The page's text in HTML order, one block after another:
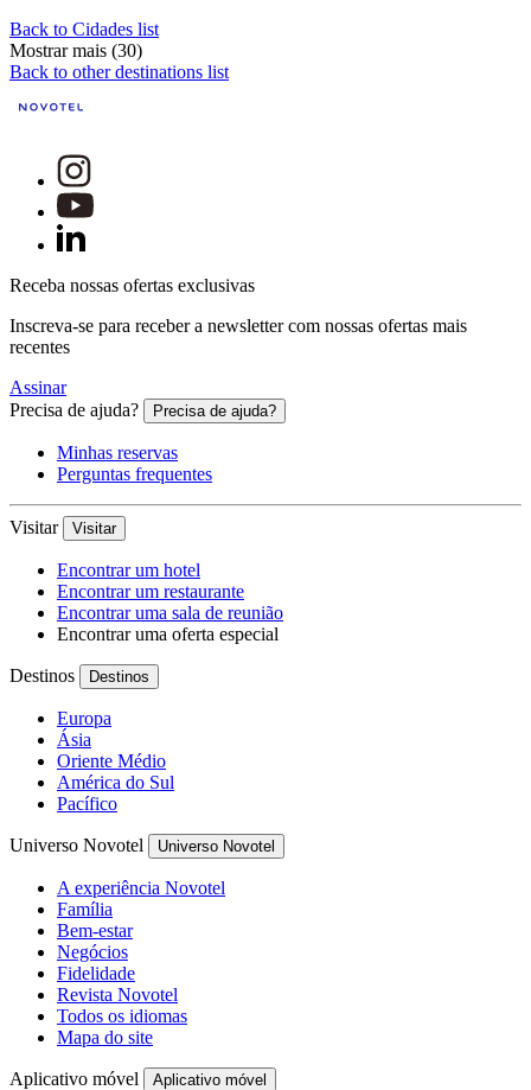
Back to Cidades list
Mostrar mais (30)
Back to other destinations list
Receba nossas ofertas exclusivas
Inscreva-se para receber a newsletter com nossas ofertas mais
recentes
Assinar
Precisa de ajuda?
Precisa de ajuda?
Minhas reservas
Perguntas frequentes
Visitar Visitar
Encontrar um hotel
Encontrar um restaurante
Encontrar uma sala de reunião
Encontrar uma oferta especial
Destinos Destinos
Europa
Ásia
Oriente Médio
América do Sul
Pacífico
Universo Novotel Universo Novotel
A experiência Novotel
Família
Bem-estar
Negócios
Fidelidade
Revista Novotel
Todos os idiomas
Mapa do site
Aplicativo móvel Aplicativo móvel